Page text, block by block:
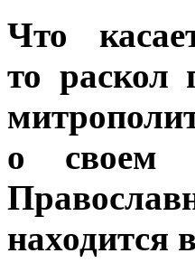
Что
то раскол
о своем
находится